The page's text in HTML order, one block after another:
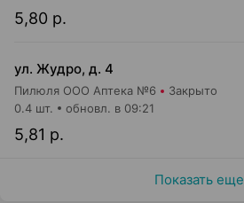
5,80 р.
ул. Жудро, д. 4
Пилюля ООО Аптека №6 Закрыто
5,81 р.
0.4 шт. обновл. в 09:21
Показать еще